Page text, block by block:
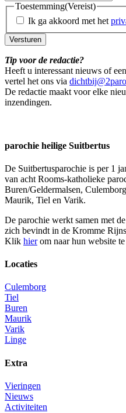
Toestemming(Vereist)
Ik ga akkoord met het
Versturen
Tip voor de redactie?
Heeft u interessant nieuws of
vertel het ons via
De redactie maakt voor elke
inzendingen.
parochie heilige Suitbertus
De Suitbertusparochie is per 1
van acht Rooms-katholieke
Buren/Geldermalsen,
Maurik, Tiel en Varik.
De parochie werkt samen met
zich bevindt in de Kromme
Klik hierom naar hun website te
Locaties
Culemborg
Tiel
Buren
Maurik
Varik
Linge
Extra
Vieringen
Nieuws
Activiteiten